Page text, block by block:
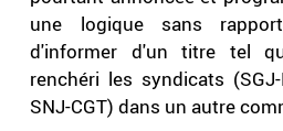
une logique sans
d'informer d'un titre tel
renchéri les syndicats (SGJ-
SNJ-CGT) dans un autre